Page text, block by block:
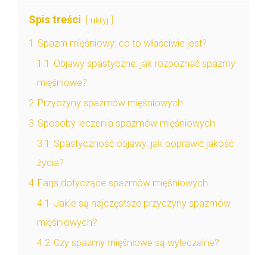
Spis treści ukryj
1 Spazm mięśniowy: co to właściwie jest?
1.1 Objawy spastyczne: jak rozpoznać spazmy
mięśniowe?
2 Przyczyny spazmów mięśniowych
3 Sposoby leczenia spazmów mięśniowych
3.1 Spastyczność objawy: jak poprawić jakość
życia?
4 Faqs dotyczące spazmów mięśniowych
4.1 Jakie są najczęstsze przyczyny spazmów
mięśniowych?
4.2 Czy spazmy mięśniowe są wyleczalne?